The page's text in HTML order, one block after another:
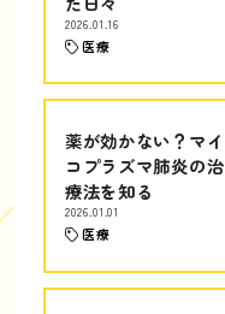
2026.01.16
医療
薬が効かない？マイ
コプラズマ肺炎の治
療法を知る
2026.01.01
医療